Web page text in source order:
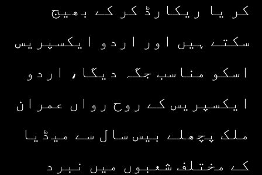
کر یا ریکارڈ کر کے بھیج
سکتے ہیں اور اردو ایکسپریس
اسکو مناسب جگہ دیگا، اردو
ایکسپریس کے روح رواں عمران
ملک پچھلے بیس سال سے میڈیا
کے مختلف شعبوں میں نبرد